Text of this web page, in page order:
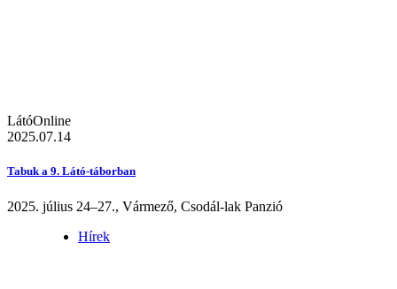
LátóOnline
2025.07.14
Tabuk a 9. Látó-táborban
2025. július 24–27., Vármező, Csodál-lak Panzió
Hírek